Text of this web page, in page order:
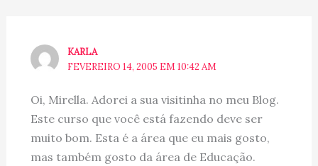
KARLA
FEVEREIRO 14, 2005 EM 10:42 AM
Oi, Mirella. Adorei a sua visitinha no meu Blog.
Este curso que você está fazendo deve ser
muito bom. Esta é a área que eu mais gosto,
mas também gosto da área de Educação.